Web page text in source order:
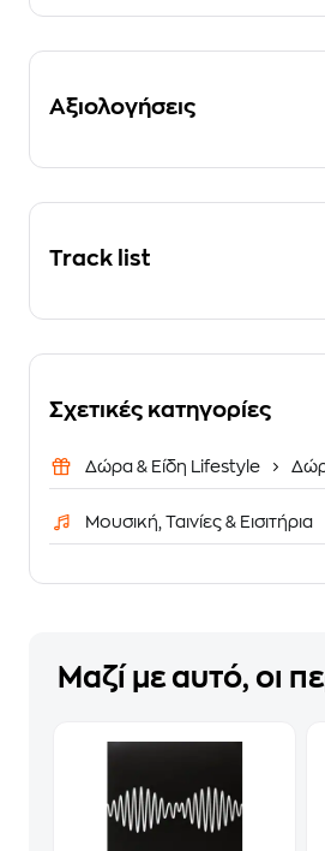
Αξιολογήσεις
Track list
Σχετικές κατηγορίες
Δώρα & Είδη Lifestyle
Μουσική, Ταινίες & Εισιτήρια
Μαζί με αυτό, οι